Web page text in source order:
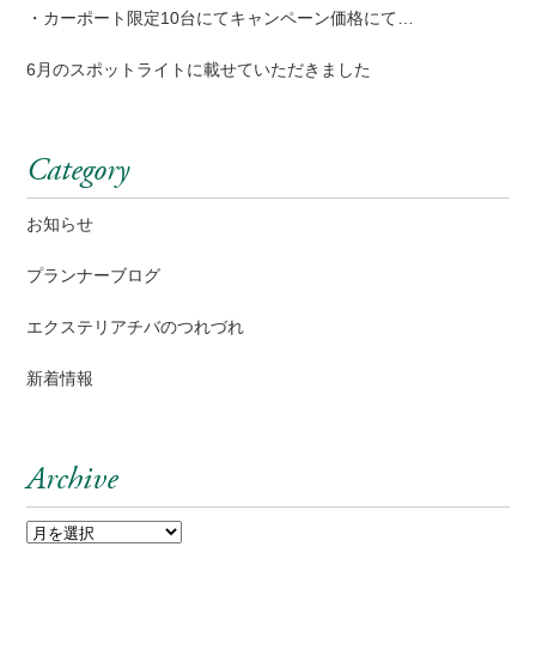
・カーポート限定10台にてキャンペーン価格にて…
6月のスポットライトに載せていただきました
Category
お知らせ
プランナーブログ
エクステリアチバのつれづれ
新着情報
Archive